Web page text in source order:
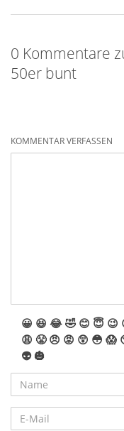
0 Kommentare
50er bunt
KOMMENTAR VERFASSEN
😀 😆 😂🤣 😊 😇 😉
😩 😤 😠 😡 😲 😳 😱
👽 🎃